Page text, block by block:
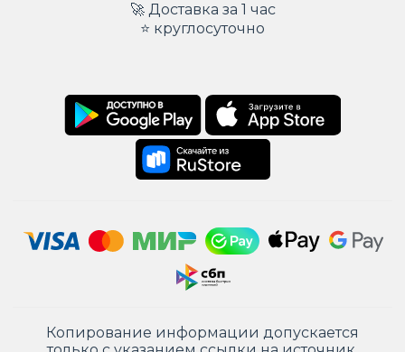
🚀 Доставка за 1 час
⭐ круглосуточно
Копирование информации допускается